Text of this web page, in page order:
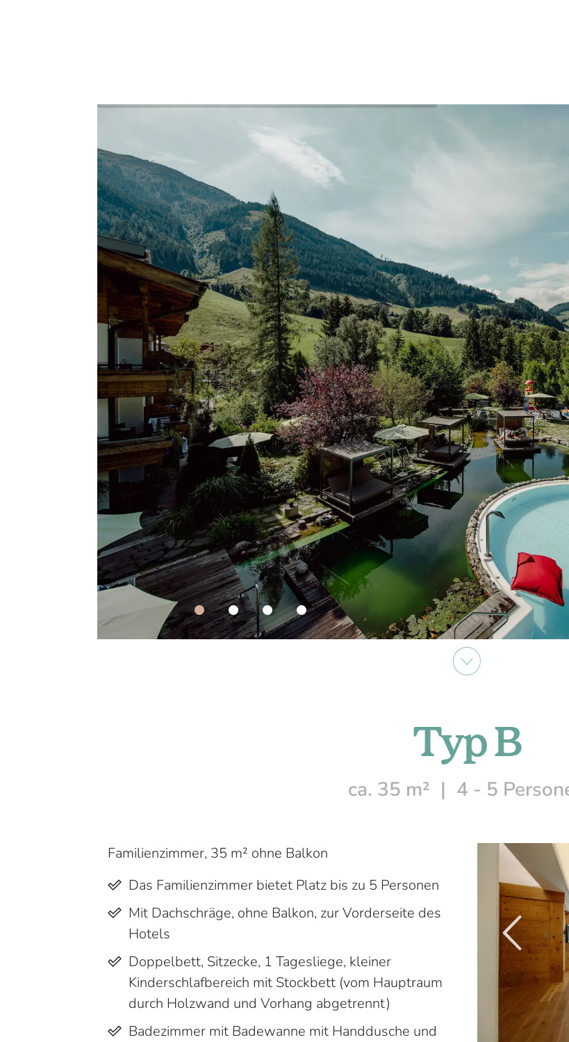
Typ B
ca. 35 m² 4 - 5
Familienzimmer, 35 m² ohne Balkon
Das Familienzimmer bietet Platz bis zu 5 Personen
Mit Dachschräge, ohne Balkon, zur Vorderseite des
Hotels
Doppelbett, Sitzecke, 1 Tagesliege, kleiner
Kinderschlafbereich mit Stockbett (vom Hauptraum
durch Holzwand und Vorhang abgetrennt)
Badezimmer mit Badewanne mit Handdusche und